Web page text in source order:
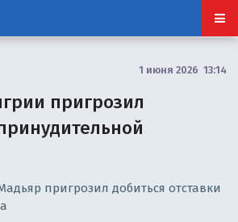
1 июня 2026 13:14
пригрозил
пригрозил добиться отставки